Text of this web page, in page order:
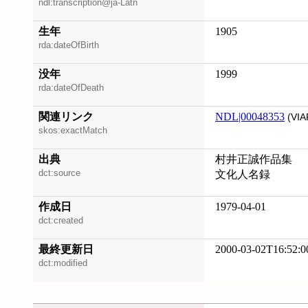
ndl:transcription@ja-Latn
生年
rda:dateOfBirth
1905
没年
rda:dateOfDeath
1999
関連リンク
skos:exactMatch
NDL|00048353
出典
dct:source
村井正誠作品集
文化人名録
作成日
dct:created
1979-04-01
最終更新日
dct:modified
2000-03-